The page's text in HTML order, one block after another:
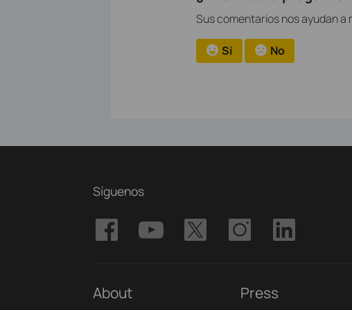
Sus comentarios nos ayudan a
Si No
Síguenos
About Press